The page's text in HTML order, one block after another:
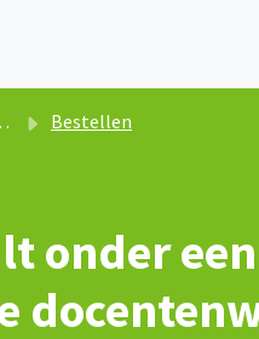
Bestellen
onder